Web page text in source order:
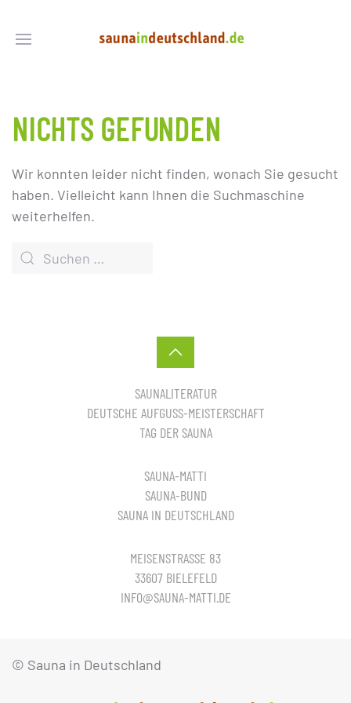
NICHTS GEFUNDEN
Wir konnten leider nicht finden, wonach Sie gesucht
haben. Vielleicht kann Ihnen die Suchmaschine
weiterhelfen.
SAUNALITERATUR
DEUTSCHE AUFGUSS-MEISTERSCHAFT
TAG DER SAUNA
SAUNA-MATTI
SAUNA-BUND
SAUNA IN DEUTSCHLAND
MEISENSTRASSE 83
33607 BIELEFELD
INFO@SAUNA-MATTI.DE
© Sauna in Deutschland